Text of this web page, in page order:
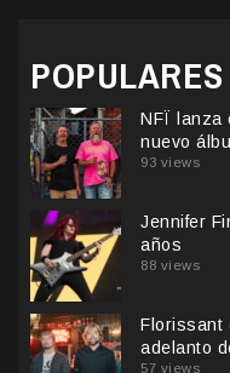
POPULARES
NFÏ lanza
nuevo
93 views
Jennifer
años
88 views
Florissant
adelanto
57 views